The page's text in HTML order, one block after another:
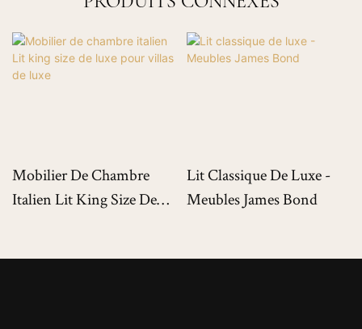
Mobilier De Chambre
Italien Lit King Size De
Lit Classique De Luxe -
Meubles James Bond